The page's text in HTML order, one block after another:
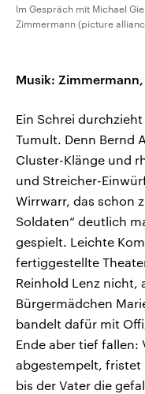
Im Gespräch mit Michael
Zimmermann (picture
Musik: Zimmermann,
Ein Schrei
Tumult. Denn Bernd
Cluster-Klänge und
und Streicher-
Wirrwarr, das schon
Soldaten“ deutlich
gespielt. Leichte
fertiggestellte
Reinhold Lenz nicht,
Bürgermädchen
bandelt dafür mit
Ende aber tief fallen:
abgestempelt, fristet
bis der Vater die